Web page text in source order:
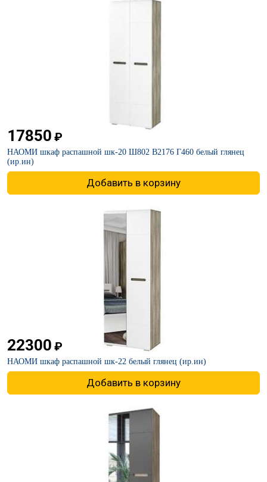
17850 ₽
НАОМИ шкаф распашной шк-20 Ш802 В2176 Г460 белый глянец
(ир.ин)
Добавить в корзину
22300 ₽
НАОМИ шкаф распашной шк-22 белый глянец (ир.ин)
Добавить в корзину